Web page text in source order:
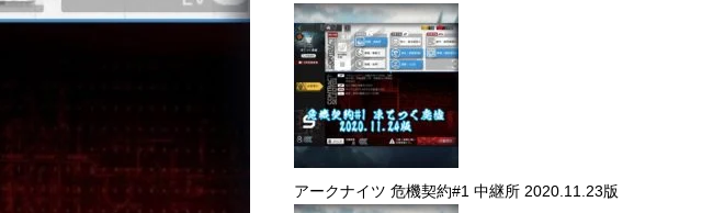
アークナイツ 危機契約#1 中継所 2020.11.23版